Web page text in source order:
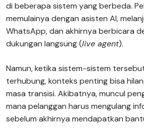
di beberapa sistem yang berbeda.
memulainya dengan asisten AI,
WhatsApp, dan akhirnya berbicara
dukungan langsung (live agent).
Namun, ketika sistem-sistem
terhubung, konteks penting bisa
masa transisi. Akibatnya, muncul
mana pelanggan harus mengulang
sebelum akhirnya mendapatkan